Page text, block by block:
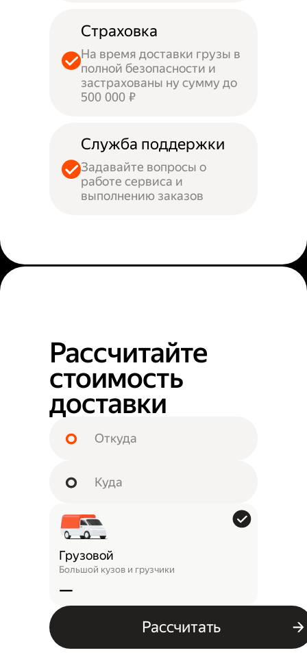
Страховка
На время доставки грузы в
полной безопасности и
застрахованы ну сумму до
500 000 ₽
Служба поддержки
Задавайте вопросы о
работе сервиса и
выполнению заказов
Рассчитайте
стоимость
доставки
Грузовой
Большой кузов и грузчики
—
Рассчитать